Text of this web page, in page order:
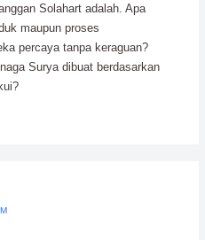
Solahart adalah. Apa
maupun proses
percaya tanpa keraguan?
Surya dibuat berdasarkan